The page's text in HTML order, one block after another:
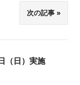
次の記事
（日）実施